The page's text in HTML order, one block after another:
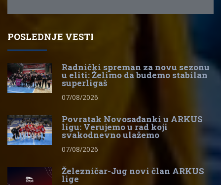
POSLEDNJE VESTI
Radnički spreman za novu sezonu
u eliti: Želimo da budemo stabilan
superligaš
07/08/2026
Povratak Novosađanki u ARKUS
ligu: Verujemo u rad koji
svakodnevno ulažemo
07/08/2026
Železničar-Jug novi član ARKUS
lige